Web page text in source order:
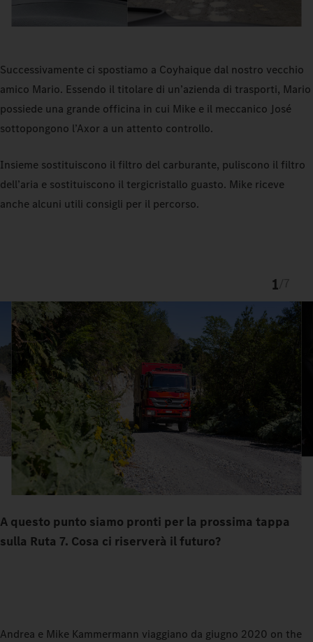
Successivamente ci spostiamo a Coyhaique dal nostro vecchio
amico Mario. Essendo il titolare di un’azienda di trasporti, Mario
possiede una grande officina in cui Mike e il meccanico José
sottopongono l’Axor a un attento controllo.
Insieme sostituiscono il filtro del carburante, puliscono il filtro
dell’aria e sostituiscono il tergicristallo guasto. Mike riceve
anche alcuni utili consigli per il percorso.
1
A questo punto siamo pronti per la prossima tappa
sulla Ruta 7. Cosa ci riserverà il futuro?
Andrea e Mike Kammermann viaggiano da giugno 2020 on the